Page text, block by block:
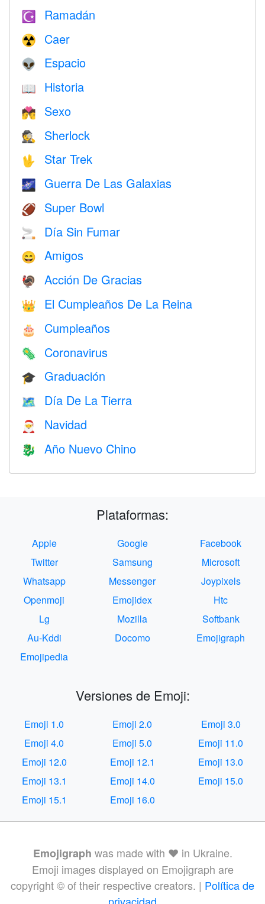
☪️ Ramadán
☢️ Caer
👽 Espacio
📖 Historia
💏 Sexo
🕵️ Sherlock
🖖 Star Trek
🌌 Guerra De Las Galaxias
🏈 Super Bowl
🚬 Día Sin Fumar
😄 Amigos
🦃 Acción De Gracias
👑 El Cumpleaños De La Reina
🎂 Cumpleaños
🦠 Coronavirus
🎓 Graduación
🗺️ Día De La Tierra
🎅 Navidad
🐉 Año Nuevo Chino
Plataformas:
Apple Google
Facebook
Twitter
Samsung
Microsoft
Whatsapp
Messenger
Joypixels
Openmoji
Emojidex
Htc
Lg
Mozilla
Softbank
Au-Kddi
Docomo
Emojigraph
Emojipedia
Versiones de Emoji:
Emoji 1.0 Emoji 2.0
Emoji 3.0
Emoji 4.0
Emoji 5.0
Emoji 11.0
Emoji 12.0
Emoji 12.1
Emoji 13.0
Emoji 13.1
Emoji 14.0
Emoji 15.0
Emoji 15.1
Emoji 16.0
Emojigraph was made with ❤️ in Ukraine.
Emoji images displayed on Emojigraph are
copyright © of their respective creators. | Política de